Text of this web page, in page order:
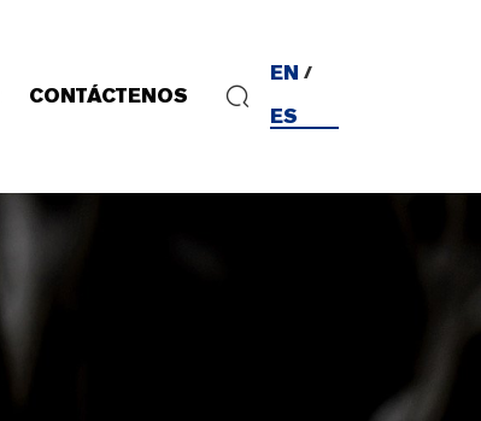
CONTÁCTENOS
EN /
ES